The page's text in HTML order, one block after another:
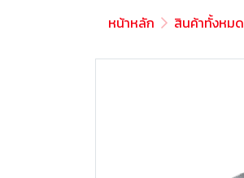
หน้าหลัก สินค้าทั้งหมด